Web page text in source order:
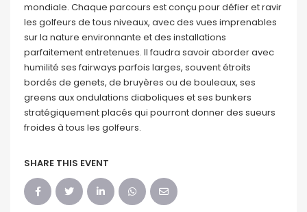
mondiale. Chaque parcours est conçu pour défier et ravir
les golfeurs de tous niveaux, avec des vues imprenables
sur la nature environnante et des installations
parfaitement entretenues. Il faudra savoir aborder avec
humilité ses fairways parfois larges, souvent étroits
bordés de genets, de bruyères ou de bouleaux, ses
greens aux ondulations diaboliques et ses bunkers
stratégiquement placés qui pourront donner des sueurs
froides à tous les golfeurs.
SHARE THIS EVENT